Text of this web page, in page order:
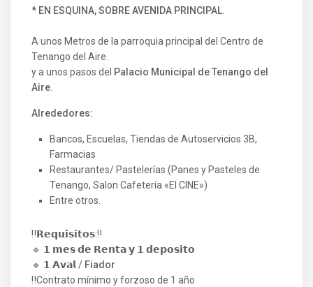
* EN ESQUINA, SOBRE AVENIDA PRINCIPAL.
A unos Metros de la parroquia principal del Centro de
Tenango del Aire.
y a unos pasos del Palacio Municipal de Tenango del
Aire
Alrededores:
Bancos, Escuelas, Tiendas de Autoservicios 3B,
Farmacias
Restaurantes/ Pastelerías (Panes y Pasteles de
Tenango, Salon Cafetería «El CINE»)
Entre otros.
‼️𝗥𝗲𝗾𝘂𝗶𝘀𝗶𝘁𝗼𝘀:‼️
🔹 𝟭 𝗺𝗲𝘀 𝗱𝗲 𝗥𝗲𝗻𝘁𝗮 𝘆 𝟭 𝗱𝗲𝗽𝗼𝘀𝗶𝘁𝗼
🔹 𝟭 𝗔𝘃𝗮𝗹 / Fiador
‼️Contrato mínimo y forzoso de 1 año